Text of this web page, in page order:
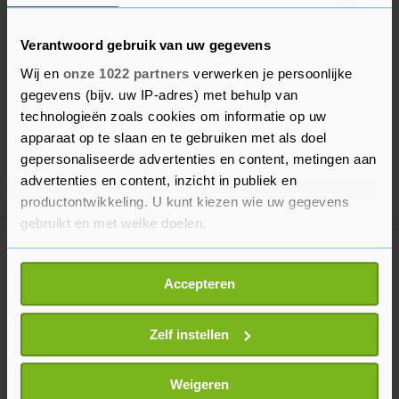
Verantwoord gebruik van uw gegevens
Wij en onze 1022 partners verwerken je persoonlijke
gegevens (bijv. uw IP-adres) met behulp van
technologieën zoals cookies om informatie op uw
apparaat op te slaan en te gebruiken met als doel
gepersonaliseerde advertenties en content, metingen aan
advertenties en content, inzicht in publiek en
productontwikkeling. U kunt kiezen wie uw gegevens
gebruikt en met welke doelen.
Als u het toestaat, willen we ook graag:
Informatie verzamelen over uw geografische
locatie, die tot een paar meter nauwkeurig kan zijn
Uw apparaat identificeren door het actief te
scannen op specifieke eigenschappen (fingerprinting)
Lees meer over hoe uw persoonlijke gegevens worden
Accepteren
Zelf instellen
Weigeren
Meer uit Buitenland
inrijden op betogers in München
1 uur geleden